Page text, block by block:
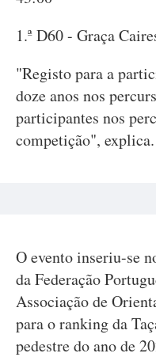
1.ª D60 - Graça
"Registo para a
doze anos nos
participantes nos
competição", explica.
O evento inseriu-se
da Federação
Associação de
para o ranking da
pedestre do ano de